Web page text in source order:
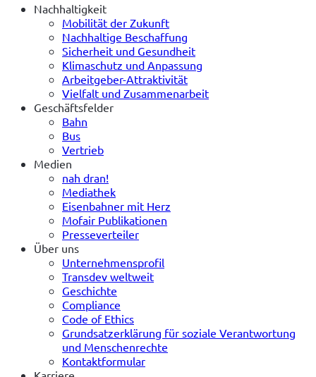
Nachhaltigkeit
Mobilität der Zukunft
Nachhaltige Beschaffung
Sicherheit und Gesundheit
Klimaschutz und Anpassung
Arbeitgeber-Attraktivität
Vielfalt und Zusammenarbeit
Geschäftsfelder
Bahn
Bus
Vertrieb
Medien
nah dran!
Mediathek
Eisenbahner mit Herz
Mofair Publikationen
Presseverteiler
Über uns
Unternehmensprofil
Transdev weltweit
Geschichte
Compliance
Code of Ethics
Grundsatzerklärung für soziale Verantwortung
und Menschenrechte
Kontaktformular